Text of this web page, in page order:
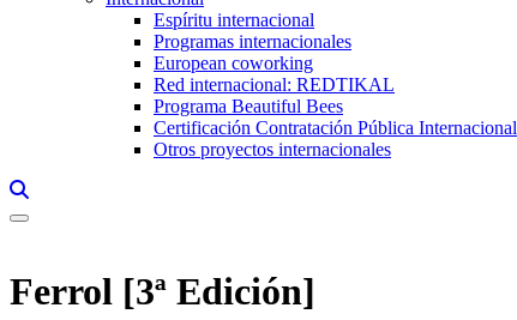
Espíritu internacional
Programas internacionales
European coworking
Red internacional: REDTIKAL
Programa Beautiful Bees
Certificación Contratación Pública Internacional
Otros proyectos internacionales
Ferrol [3ª Edición]